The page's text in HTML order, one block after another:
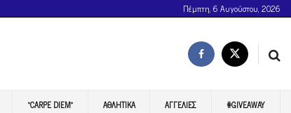
Πέμπτη, 6 Αυγούστου, 2026
“CARPE DIEM” ΑΘΛΗΤΙΚΆ ΑΓΓΕΛΊΕΣ #GIVEAWAY